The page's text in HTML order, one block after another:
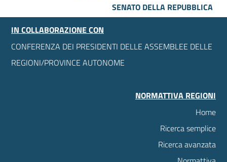
SENATO DELLA REPUBBLICA
IN COLLABORAZIONE CON
CONFERENZA DEI PRESIDENTI DELLE ASSEMBLEE DELLE
REGIONI/PROVINCE AUTONOME
NORMATTIVA REGIONI
Home
Ricerca semplice
Ricerca avanzata